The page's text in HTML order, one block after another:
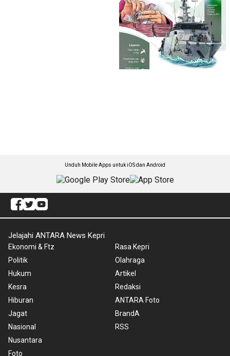
Unduh Mobile Apps untuk iOS dan Android
Jelajahi ANTARA News Kepri
Ekonomi & Ftz
Politik
Hukum
Kesra
Hiburan
Jagat
Nasional
Nusantara
Foto
Rasa Kepri
Olahraga
Artikel
Redaksi
ANTARA Foto
BrandA
RSS